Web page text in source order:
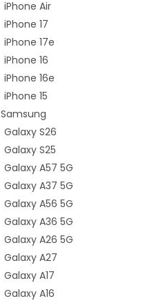
iPhone Air
iPhone 17
iPhone 17e
iPhone 16
iPhone 16e
iPhone 15
Samsung
Galaxy S26
Galaxy S25
Galaxy A57 5G
Galaxy A37 5G
Galaxy A56 5G
Galaxy A36 5G
Galaxy A26 5G
Galaxy A27
Galaxy A17
Galaxy A16